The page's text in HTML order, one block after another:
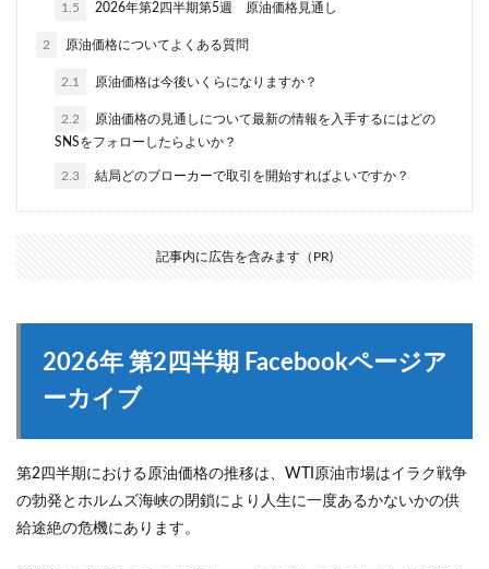
1.5 2026年第2四半期第5週 原油価格見通し
2 原油価格についてよくある質問
2.1 原油価格は今後いくらになりますか？
2.2
原油価格の見通しについて最新の情報を入手するにはどの
SNSをフォローしたらよいか？
2.3 結局どのブローカーで取引を開始すればよいですか？
記事内に広告を含みます（PR)
2026年 第2四半期 Facebookページア
ーカイブ
第2四半期における原油価格の推移は、 WTI原油市場はイラク戦争
の勃発とホルムズ海峡の閉鎖により人生に一度あるかないかの供
給途絶の危機にあります。